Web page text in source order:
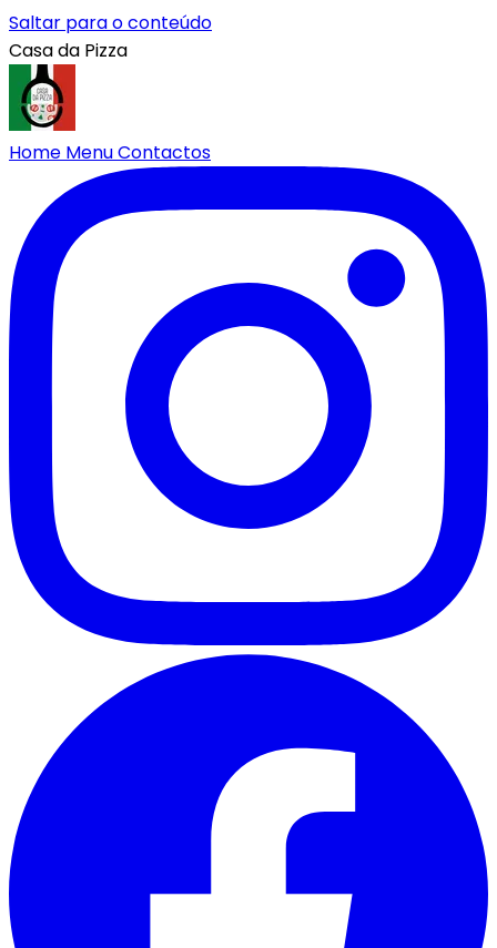
Saltar para o conteúdo
Casa da Pizza
Home MenuContactos